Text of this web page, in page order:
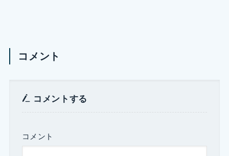
コメント
コメントする
コメント